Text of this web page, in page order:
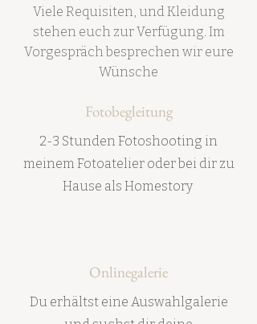
Viele Requisiten, und Kleidung
stehen euch zur Verfügung. Im
Vorgespräch besprechen wir eure
Wünsche
Fotobegleitung
2-3 Stunden Fotoshooting in
meinem Fotoatelier oder bei dir zu
Hause als Homestory
Onlinegalerie
Du erhältst eine Auswahlgalerie